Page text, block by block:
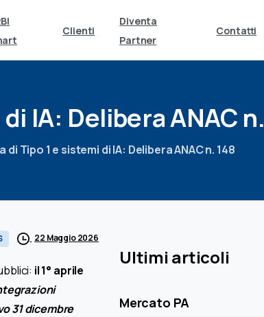
Clienti
Diventa
Partner
Contatti
di IA: DeliberaANAC n.
di Tipo 1 e sistemi di IA: Delibera ANAC n. 148
22 Maggio 2026
il 1° aprile
31 dicembre
Ultimi articoli
Mercato PA